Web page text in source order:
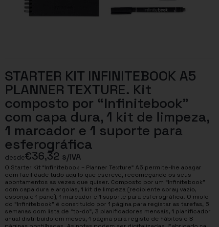
STARTER KIT INFINITEBOOK A5
PLANNER TEXTURE. Kit
composto por “Infinitebook”
com capa dura, 1 kit de limpeza,
1 marcador e 1 suporte para
esferográfica
desde€36,32 s/IVA
O Starter Kit “Infinitebook – Planner Texture” A5 permite-lhe apagar
com facilidade tudo aquilo que escreve, recomeçando os seus
apontamentos as vezes que quiser. Composto por um “Infinitebook”
com capa dura e argolas, 1 kit de limpeza (recipiente spray vazio,
esponja e 1 pano), 1 marcador e 1 suporte para esferográfica. O miolo
do “Infinitebook” é constituído por 1 página para registar as tarefas, 5
semanas com lista de “to-do”, 3 planificadores mensais, 1 planificador
anual distribuído em meses, 1 página para registo de hábitos e 8